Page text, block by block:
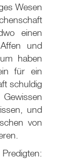
Wesen
einen
und
haben
für ein
schuldig
und
von